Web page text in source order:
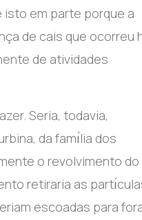
isto em parte porque a
de cais que ocorreu
de atividades
Seria, todavia,
da famı́lia dos
o revolvimento do
retiraria as
escoadas para